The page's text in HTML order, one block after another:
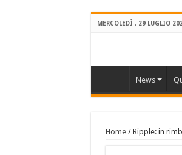
MERCOLEDÌ , 29 LUGLIO
News
Home/ Ripple: in